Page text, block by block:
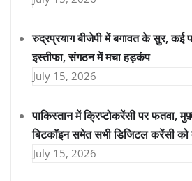
रुद्रप्रयाग बीजेपी में बगावत के सुर, कई
इस्तीफा, संगठन में मचा हड़कंप
July 15, 2026
पाकिस्तान में क्रिप्टोकरेंसी पर फतवा,
बिटकॉइन समेत सभी डिजिटल करेंसी को
July 15, 2026